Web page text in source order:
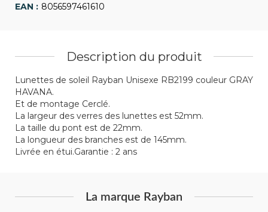
8056597461610
Description du produit
Lunettes de soleil Rayban Unisexe RB2199 couleur GRAY
HAVANA.
Et de montage Cerclé.
La largeur des verres des lunettes est 52mm.
La taille du pont est de 22mm.
La longueur des branches est de 145mm.
Livrée en étui.Garantie : 2 ans
La marque Rayban